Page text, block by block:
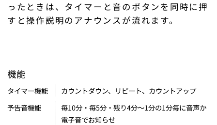
ったときは、タイマーと音のボタンを同時に押
すと操作説明のアナウンスが流れます。
機能
タイマー機能 カウントダウン、リピート、カウントアップ
予告音機能 毎10分・毎5分・残り4分〜1分の1分毎に音声か
電子音でお知らせ